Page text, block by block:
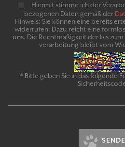
Hiermit stimme ich der
bezogenen Daten gemäß der
Hinweis: Sie können eine bereits
widerrufen. Dazu reicht eine
uns. Die Recht­mäßigkeit der bis
verarbeitung bleibt vom
* Bitte geben Sie in das folgende